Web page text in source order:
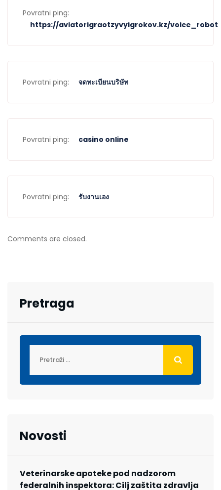
Povratni ping:
https://aviatorigraotzyvyigrokov.kz/voice_robot
Povratni ping: จดทะเบียนบริษัท
Povratni ping: casino online
Povratni ping: รับงานเอง
Comments are closed.
Pretraga
Novosti
Veterinarske apoteke pod nadzorom
federalnih inspektora: Cilj zaštita zdravlja